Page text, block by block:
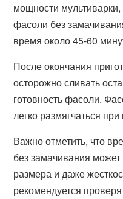
мощности
фасоли без
время около 45-60
После окончания
осторожно сливать
готовность фасоли.
легко размягчаться
Важно отметить, что
без замачивания может
размера и даже
рекомендуется